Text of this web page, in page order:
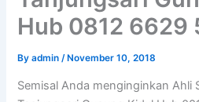
Hub 0812 6629
Byadmin/ November 10, 2018
Semisal Anda menginginkan Ahli